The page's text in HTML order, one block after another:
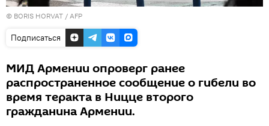
© BORIS HORVAT / AFP
Подписаться
МИД Армении опроверг ранее
распространенное сообщение о гибели во
время теракта в Ницце второго
гражданина Армении.